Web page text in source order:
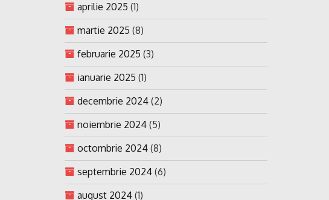
aprilie 2025 (1)
martie 2025 (8)
februarie 2025 (3)
ianuarie 2025 (1)
decembrie 2024 (2)
noiembrie 2024 (5)
octombrie 2024 (8)
septembrie 2024 (6)
august 2024 (1)